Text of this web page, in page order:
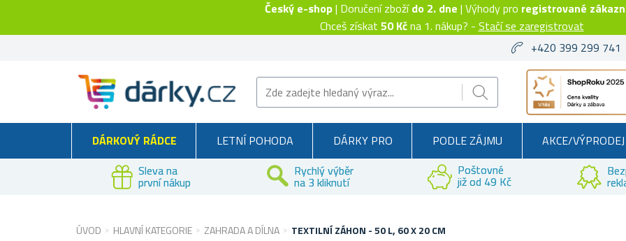
Český e-shop| Doručení zbožído 2. dne | Výhody pro registrované
Chceš získat 50 Kčna 1. nákup? - Stačí se zaregistrovat
+420 399 299 741
DÁRKOVÝ RÁDCE LETNÍ POHODA DÁRKY PRO PODLE ZÁJMU AKCE/VÝPRODEJ
Sleva na
první nákup
Rychlý výběr
na 3 kliknutí
Poštovné
již od 49 Kč
ÚVOD HLAVNÍ KATEGORIE ZAHRADA A DÍLNA TEXTILNÍ ZÁHON - 50 L, 60 X 20 CM